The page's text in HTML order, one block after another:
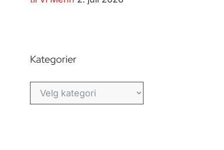
Kategorier
Kategorier